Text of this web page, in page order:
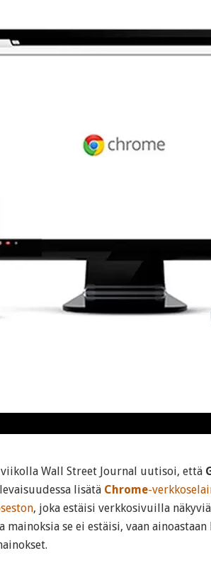
Wall Street Journal uutisoi, että
lisätä Chrome-
, joka estäisi verkkosivuilla
mainoksia se ei estäisi, vaan